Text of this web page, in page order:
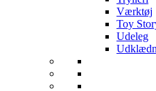
Værktøj
Toy
Udeleg